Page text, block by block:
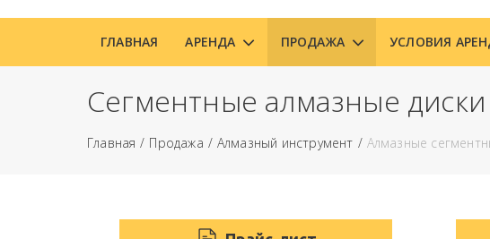
ГЛАВНАЯ АРЕНДА ПРОДАЖА УСЛОВИЯ
Сегментные алмазные
Главная Продажа Алмазный инструмент Алмазные